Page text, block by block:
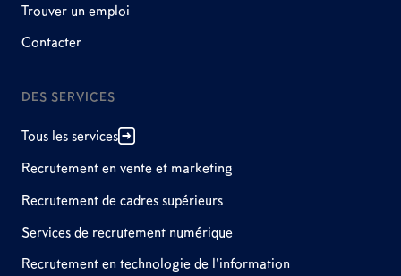
Trouver un emploi
Contacter
DES SERVICES
Tous les services
Recrutement en vente et marketing
Recrutement de cadres supérieurs
Services de recrutement numérique
Recrutement en technologie de l'information